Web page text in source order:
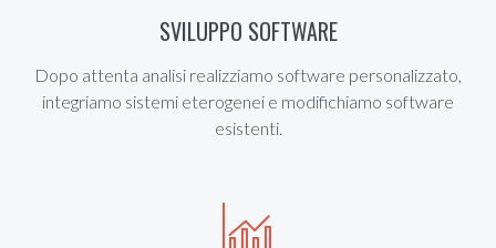
SVILUPPO SOFTWARE
Dopo attenta analisi realizziamo software personalizzato,
integriamo sistemi eterogenei e modifichiamo software
esistenti.